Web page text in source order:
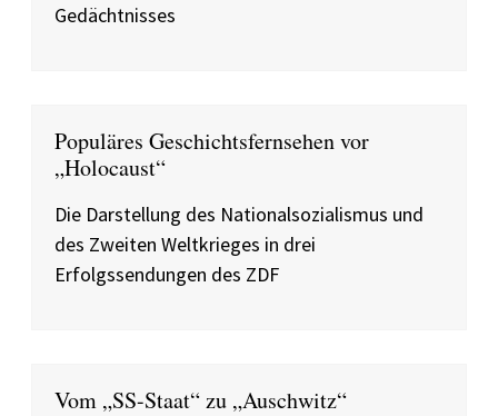
Gedächtnisses
Populäres Geschichtsfernsehen vor
„Holocaust“
Die Darstellung des Nationalsozialismus und
des Zweiten Weltkrieges in drei
Erfolgssendungen des ZDF
Vom „SS-Staat“ zu „Auschwitz“